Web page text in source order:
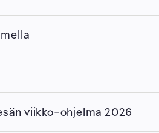
viikko-ohjelma 2026